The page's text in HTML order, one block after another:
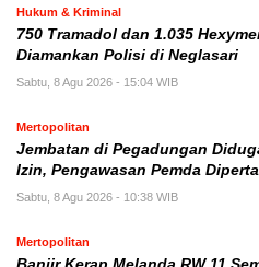
Hukum & Kriminal
750 Tramadol dan 1.035
Diamankan Polisi di Neglasari
Sabtu, 8 Agu 2026 - 15:04 WIB
Mertopolitan
Jembatan di Pegadungan
Izin, Pengawasan Pemda
Sabtu, 8 Agu 2026 - 10:38 WIB
Mertopolitan